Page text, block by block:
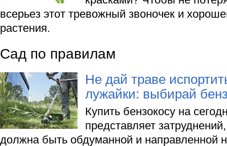
всерьез этот тревожный звоночек и
растения.
Сад по правилам
Не дай траве
лужайки: выбирай
Купить бензокосу на
представляет
должна быть обдуманной и направленной